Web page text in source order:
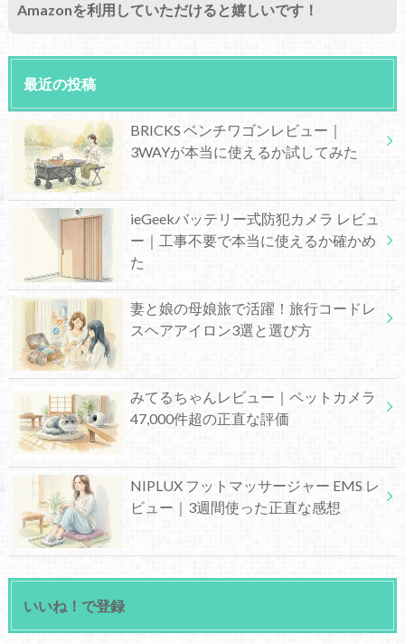
Amazonを利用していただけると嬉しいです！
最近の投稿
BRICKS ベンチワゴンレビュー｜
3WAYが本当に使えるか試してみた
ieGeekバッテリー式防犯カメラ レビュ
ー｜工事不要で本当に使えるか確かめ
た
妻と娘の母娘旅で活躍！旅行コードレ
スヘアアイロン3選と選び方
みてるちゃんレビュー｜ペットカメラ
47,000件超の正直な評価
NIPLUX フットマッサージャー EMS レ
ビュー｜3週間使った正直な感想
いいね！で登録